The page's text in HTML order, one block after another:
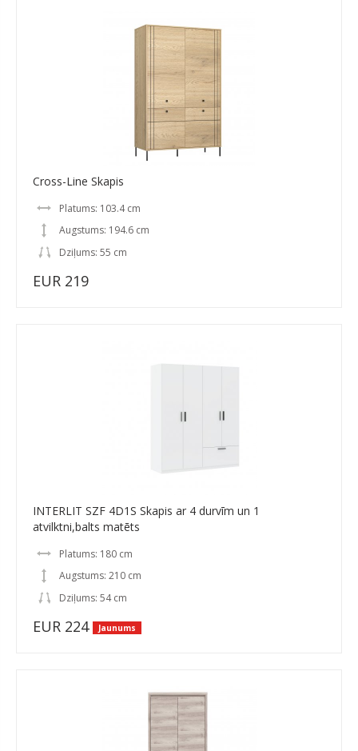
Cross-Line Skapis
Platums: 103.4 cm
Augstums: 194.6 cm
Dziļums: 55 cm
EUR 219
INTERLIT SZF 4D1S Skapis ar 4 durvīm un 1
atvilktni,balts matēts
Platums: 180 cm
Augstums: 210 cm
Dziļums: 54 cm
EUR 224 Jaunums